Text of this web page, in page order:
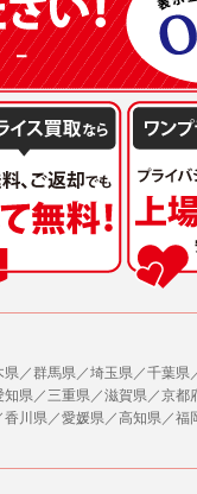
める事務を遂行すること
があるとき。
の処理を委託する場合（
を行ないます）。
提供いただけない場合、
、より便利に当社ホーム
通知，開示，内容の訂正
いた上で、速やかに対応
様は、当社が保有する個
／群馬県／埼玉県／千葉県
県／三重県／滋賀県／京都
川県／愛媛県／高知県／福